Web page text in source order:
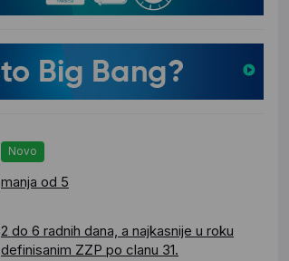
Novo
manja od 5
2 do 6 radnih dana, a najkasnije u roku
definisanim ZZP po clanu 31.